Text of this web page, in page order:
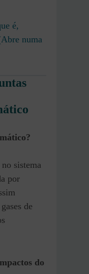
é,
numa
sistema
por
de
do